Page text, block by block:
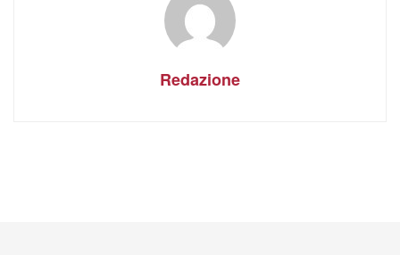
Redazione